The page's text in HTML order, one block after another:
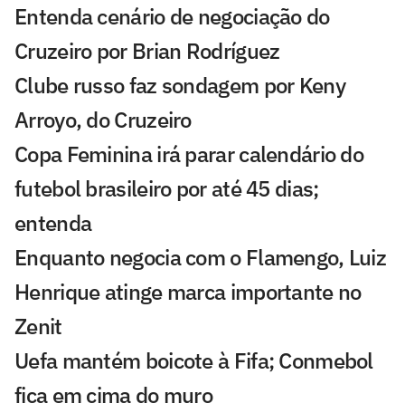
Entenda cenário de negociação do
Cruzeiro por Brian Rodríguez
Clube russo faz sondagem por Keny
Arroyo, do Cruzeiro
Copa Feminina irá parar calendário do
futebol brasileiro por até 45 dias;
entenda
Enquanto negocia com o Flamengo, Luiz
Henrique atinge marca importante no
Zenit
Uefa mantém boicote à Fifa; Conmebol
fica em cima do muro